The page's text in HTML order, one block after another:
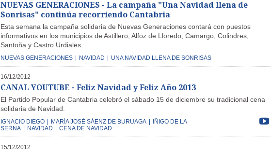
NUEVAS GENERACIONES - La campaña "Una Navidad llena de
Sonrisas" continúa recorriendo Cantabria
Esta semana la campaña solidaria de Nuevas Generaciones contará con puestos
informativos en los municipios de Astillero, Alfoz de Lloredo, Camargo, Colindres,
Santoña y Castro Urdiales.
NUEVAS GENERACIONES NAVIDAD UNA NAVIDAD LLENA DE SONRISAS
16/12/2012
CANAL YOUTUBE - Feliz Navidad y Feliz Año 2013
El Partido Popular de Cantabria celebró el sábado 15 de diciembre su tradicional cena
solidaria de Navidad.
IGNACIO DIEGO MARÍA JOSÉ SÁENZ DE BURUAGA
IÑIGO DE LA
SERNA
NAVIDAD CENA DE NAVIDAD
15/12/2012